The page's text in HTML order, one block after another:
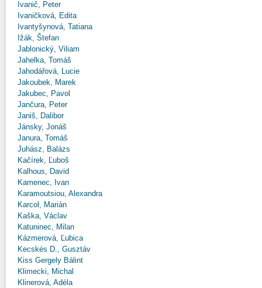
Ivanič, Peter
Ivaničková, Edita
Ivantyšynová, Tatiana
Ižák, Štefan
Jablonický, Viliam
Jahelka, Tomáš
Jahodářová, Lucie
Jakoubek, Marek
Jakubec, Pavol
Jančura, Peter
Janiš, Dalibor
Jánsky, Jonáš
Janura, Tomáš
Juhász, Balázs
Kačírek, Ľuboš
Kalhous, David
Kamenec, Ivan
Karamoutsiou, Alexandra
Karcol, Marián
Kaška, Václav
Katuninec, Milan
Kázmerová, Ľubica
Kecskés D., Gusztáv
Kiss Gergely Bálint
Klimecki, Michal
Klinerová, Adéla